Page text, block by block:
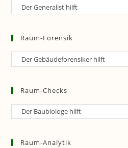
Allgemeine
Raum-Forensik
Raum-
Raum-Checks
Raum-
Raum-Analytik